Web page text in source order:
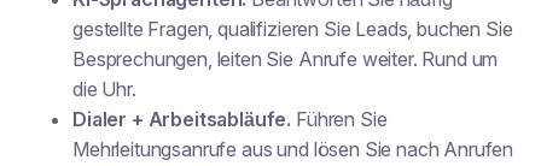
gestellte Fragen, qualifizieren Sie Leads, buchen Sie
Besprechungen, leiten Sie Anrufe weiter. Rund um
die Uhr.
Dialer + Arbeitsabläufe. Führen Sie
Mehrleitungsanrufe aus und lösen Sie nach Anrufen